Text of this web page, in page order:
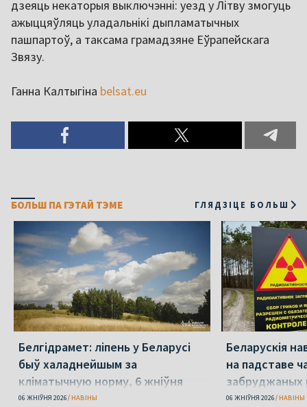
дзеяць некаторыя выключэнні: уезд у Літву змогуць
ажыццяўляць уладальнікі дыпламатычных
пашпартоў, а таксама грамадзяне Еўрапейскага
Звязу.
Ганна Калтыгіна belsat.eu
БОЛЬШ ПА ГЭТАЙ ТЭМЕ ГЛЯДЗІЦЕ БОЛЬШ
Белгідрамет: ліпень у Беларусі
быў халаднейшым за
кліматычную норму, 6 жніўня
будзе +40°С
06 ЖНІЎНЯ 2026 НАВІНЫ
Беларускія
на падставе
забруджаных
06 ЖНІЎНЯ 2026 НАВІНЫ